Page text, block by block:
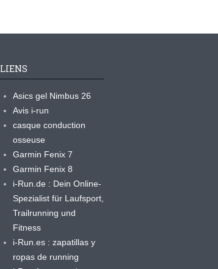
LIENS
Asics gel Nimbus 26
Avis i-run
casque conduction
osseuse
Garmin Fenix 7
Garmin Fenix 8
i-Run.de : Dein Online-
Spezialist für Laufsport,
Trailrunning und
Fitness
i-Run.es : zapatillas y
ropas de running